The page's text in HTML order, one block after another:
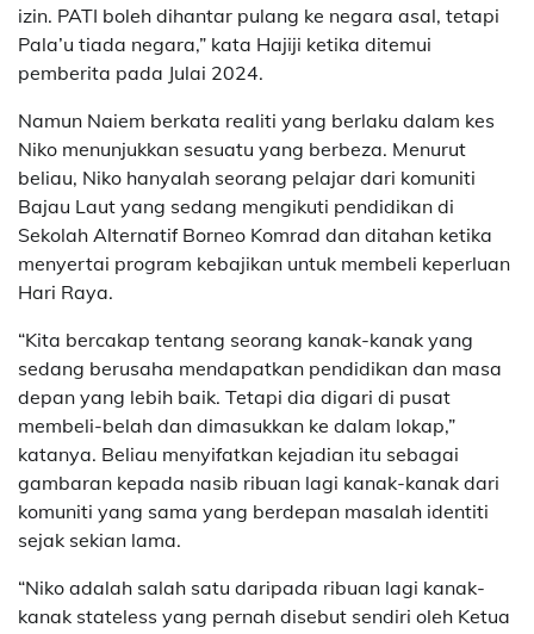
izin. PATI boleh dihantar pulang ke negara asal, tetapi
Pala’u tiada negara,” kata Hajiji ketika ditemui
pemberita pada Julai 2024.
Namun Naiem berkata realiti yang berlaku dalam kes
Niko menunjukkan sesuatu yang berbeza. Menurut
beliau, Niko hanyalah seorang pelajar dari komuniti
Bajau Laut yang sedang mengikuti pendidikan di
Sekolah Alternatif Borneo Komrad dan ditahan ketika
menyertai program kebajikan untuk membeli keperluan
Hari Raya.
“Kita bercakap tentang seorang kanak-kanak yang
sedang berusaha mendapatkan pendidikan dan masa
depan yang lebih baik. Tetapi dia digari di pusat
membeli-belah dan dimasukkan ke dalam lokap,”
katanya. Beliau menyifatkan kejadian itu sebagai
gambaran kepada nasib ribuan lagi kanak-kanak dari
komuniti yang sama yang berdepan masalah identiti
sejak sekian lama.
“Niko adalah salah satu daripada ribuan lagi kanak-
kanak stateless yang pernah disebut sendiri oleh Ketua